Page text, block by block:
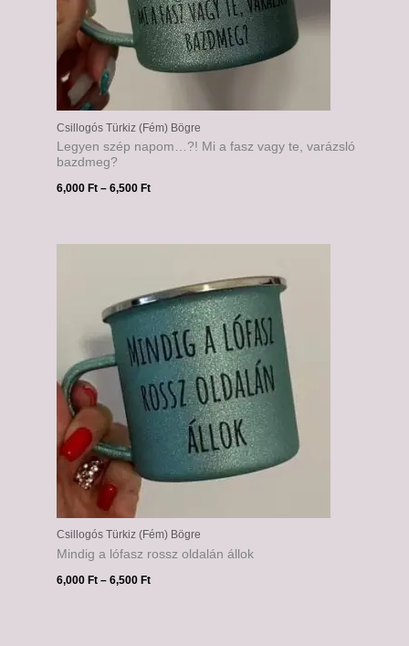
Csillogós Türkiz (Fém) Bögre
Legyen szép napom…?! Mi a fasz vagy te, varázsló
bazdmeg?
6,000 Ft – 6,500 Ft
Csillogós Türkiz (Fém) Bögre
Mindig a lófasz rossz oldalán állok
6,000 Ft – 6,500 Ft